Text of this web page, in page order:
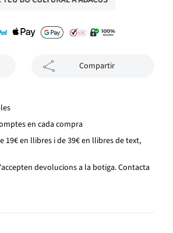
Compartir
en cada compra
19€ en llibres i de 39€ en llibres de text,
devolucions a la botiga. Contacta